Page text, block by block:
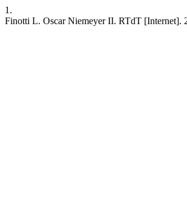
1.
Finotti L. Oscar Niemeyer II. RTdT [Internet].